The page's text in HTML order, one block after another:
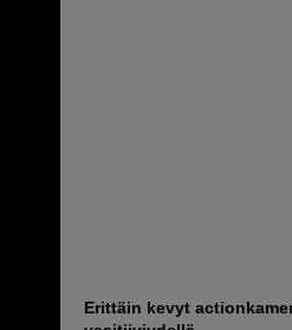
Erittäin kevyt